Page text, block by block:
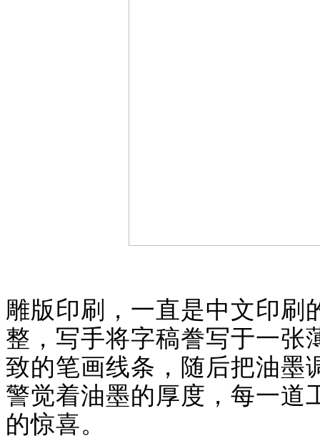
雕版印刷，一直是中文印刷
整，写手将字稿誊写于一张
致的笔画线条，随后把油墨
警觉着油墨的厚度，每一道
的惊喜。